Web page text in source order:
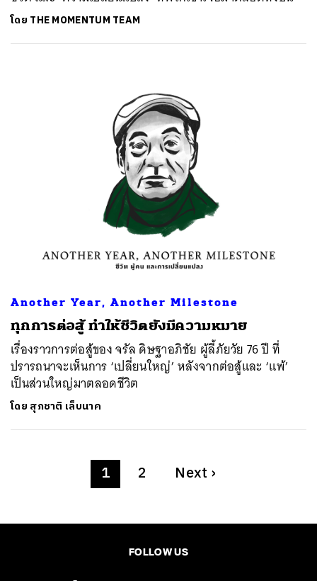
โดย THE MOMENTUM TEAM
Another Year, Another Milestone
ทุกการต่อสู้ ทำให้ชีวิตยังมีความหมาย
เรื่องราวการต่อสู้ของ จรัล ดิษฐาอภิชัย ผู้ลี้ภัยวัย 76 ปี ที่
ปรารถนาจะเห็นการ ‘เปลี่ยนใหญ่’ หลังจากต่อสู้และ ‘แพ้’
เป็นส่วนใหญ่มาตลอดชีวิต
โดย สุภชาติ เล็บนาค
1 2 Next ›
FOLLOW US